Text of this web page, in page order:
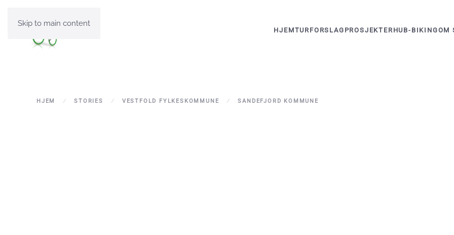
Skip to main content
HJEMTURFORSLAG PROSJEKTERHUB-BIKINGOM
HJEM STORIES VESTFOLD FYLKESKOMMUNE SANDEFJORD KOMMUNE